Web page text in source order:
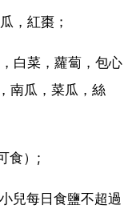
，紅棗；
白菜，蘿蔔，包心
南瓜，菜瓜，絲
食）;
兒每日食鹽不超過